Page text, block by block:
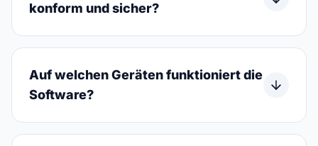
konform und sicher?
Auf welchen Geräten funktioniert die
Software?